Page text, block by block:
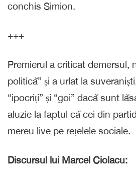
conchis Simion.
+++
Premierul a criticat demersul,
politică” și a urlat la
“ipocriți” și “goi” dacă sunt
aluzie la faptul că cei din
mereu live pe rețelele sociale.
Discursul lui Marcel Ciolacu: